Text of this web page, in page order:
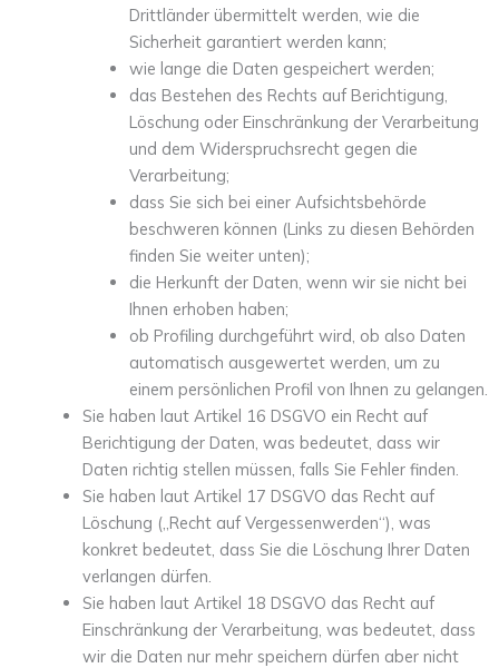
Drittländer übermittelt werden, wie die
Sicherheit garantiert werden kann;
wie lange die Daten gespeichert werden;
das Bestehen des Rechts auf Berichtigung,
Löschung oder Einschränkung der Verarbeitung
und dem Widerspruchsrecht gegen die
Verarbeitung;
dass Sie sich bei einer Aufsichtsbehörde
beschweren können (Links zu diesen Behörden
finden Sie weiter unten);
die Herkunft der Daten, wenn wir sie nicht bei
Ihnen erhoben haben;
ob Profiling durchgeführt wird, ob also Daten
automatisch ausgewertet werden, um zu
einem persönlichen Profil von Ihnen zu gelangen.
Sie haben laut Artikel 16 DSGVO ein Recht auf
Berichtigung der Daten, was bedeutet, dass wir
Daten richtig stellen müssen, falls Sie Fehler finden.
Sie haben laut Artikel 17 DSGVO das Recht auf
Löschung („Recht auf Vergessenwerden“), was
konkret bedeutet, dass Sie die Löschung Ihrer Daten
verlangen dürfen.
Sie haben laut Artikel 18 DSGVO das Recht auf
Einschränkung der Verarbeitung, was bedeutet, dass
wir die Daten nur mehr speichern dürfen aber nicht